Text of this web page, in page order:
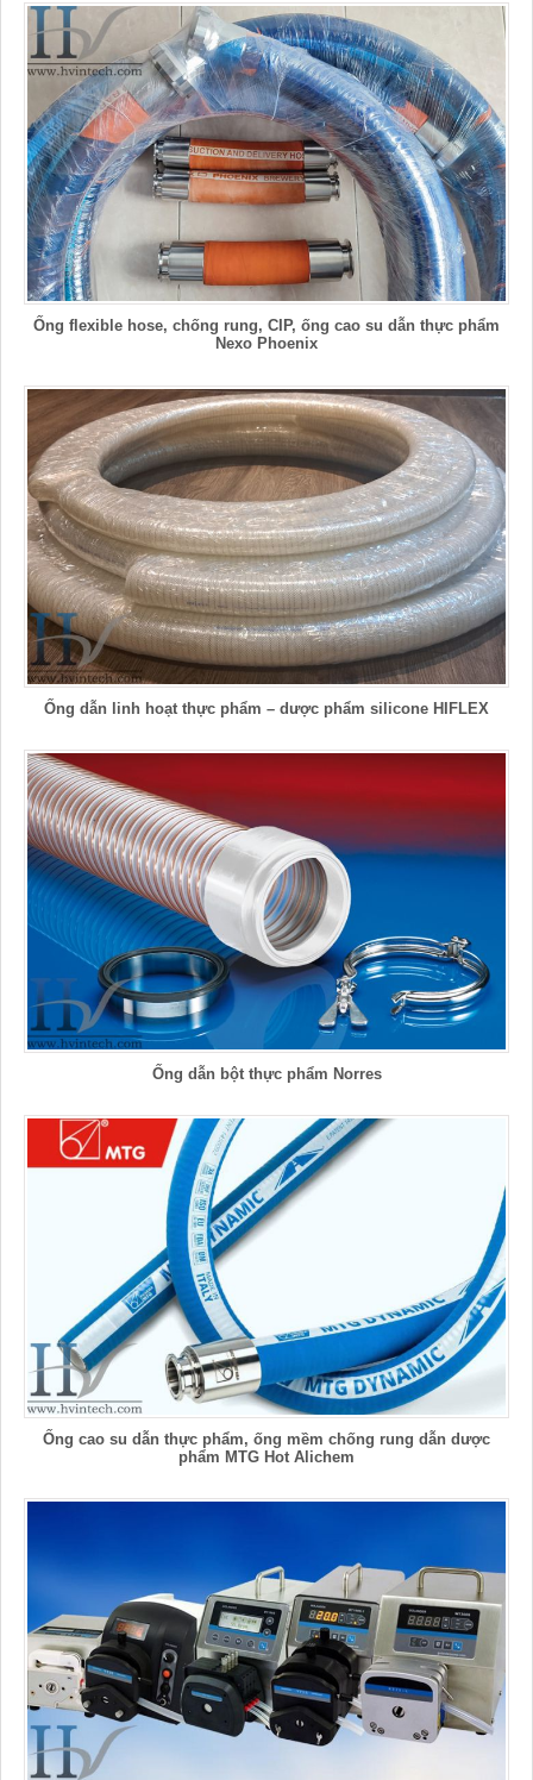
Ống flexible hose, chống rung, CIP, ống cao su dẫn thực phẩm
Nexo Phoenix
Ống dẫn linh hoạt thực phẩm – dược phẩm silicone HIFLEX
Ống dẫn bột thực phẩm Norres
Ống cao su dẫn thực phẩm, ống mềm chống rung dẫn dược
phẩm MTG Hot Alichem